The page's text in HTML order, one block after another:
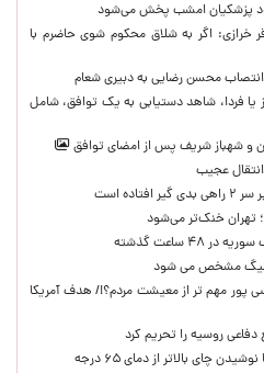
پزشکیان امشب پخش می‌شود
خرازی: اگر به شلاق محکوم شوی حاضرم با
انتصاب محسن رضایی به دبیری شعام
یا فردا، شاهد دستیابی به یک توافق، شامل
و شهباز شریف پس از امضای توافق
است
تهران خنک‌تر می‌شود
لیگ مشخص می شود
مهم تر از معیشت مردم؟!/ هدف آمریکا
چای بالاتر از دمای ۶۵ درجه